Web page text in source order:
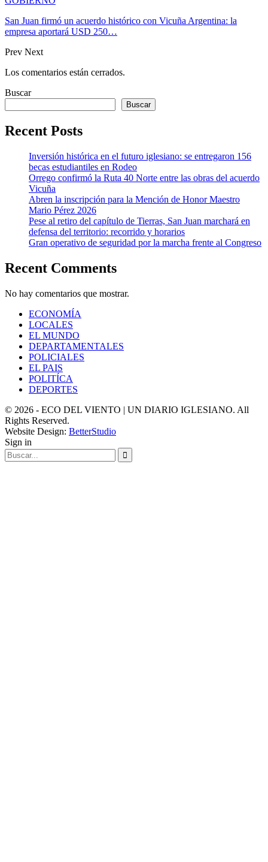
San Juan firmó un acuerdo histórico con Vicuña Argentina: la
empresa aportará USD 250…
Prev Next
Los comentarios están cerrados.
Buscar
Buscar
Recent Posts
Inversión histórica en el futuro iglesiano: se entregaron 156
becas estudiantiles en Rodeo
Orrego confirmó la Ruta 40 Norte entre las obras del acuerdo
Vicuña
Abren la inscripción para la Mención de Honor Maestro
Mario Pérez 2026
Pese al retiro del capítulo de Tierras, San Juan marchará en
defensa del territorio: recorrido y horarios
Gran operativo de seguridad por la marcha frente al Congreso
Recent Comments
No hay comentarios que mostrar.
ECONOMÍA
LOCALES
EL MUNDO
DEPARTAMENTALES
POLICIALES
EL PAIS
POLITÍCA
DEPORTES
© 2026 - ECO DEL VIENTO | UN DIARIO IGLESIANO. All
Rights Reserved.
Website Design: BetterStudio
Sign in